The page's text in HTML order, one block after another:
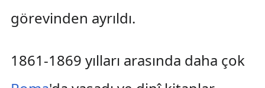
görevinden ayrıldı.
1861-1869 yılları arasında daha çok